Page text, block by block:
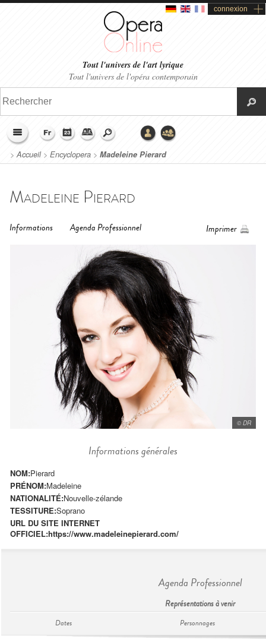
connexion
Tout l'univers de l'art lyrique
Tout l'univers de l'opéra contemporain
>Accueil> Encyclopera > Madeleine Pierard
Madeleine Pierard
Informations Agenda Professionnel Imprimer
© DR
Informations générales
NOM:Pierard
PRÉNOM:Madeleine
NATIONALITÉ:Nouvelle-zélande
TESSITURE:Soprano
URL DU SITE INTERNET
OFFICIEL:https://www.madeleinepierard.com/
Agenda Professionnel
Représentations à venir
Dates Personnages